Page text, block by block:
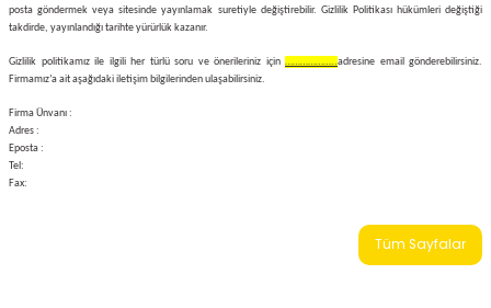
posta göndermek veya sitesinde yayınlamak suretiyle değiştirebilir. Gizlilik Politikası hükümleri değiştiği
takdirde, yayınlandığı tarihte yürürlük kazanır.
Gizlilik politikamız ile ilgili her türlü soru ve önerileriniz için ………………..adresine email gönderebilirsiniz.
Firmamız’a ait aşağıdaki iletişim bilgilerinden ulaşabilirsiniz.
Firma Ünvanı :
Adres :
Eposta :
Tel:
Fax:
Tüm Sayfalar